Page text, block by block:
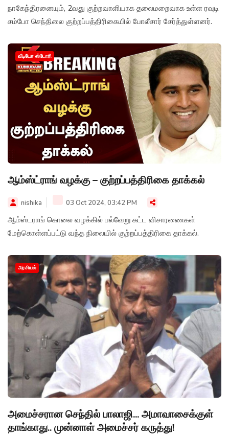
நாகேந்திரனையும், 2வது குற்றவாளியாக தலைமறைவாக உள்ள ரவுடி
சம்போ செந்திலை குற்றப்பத்திரிகையில் போலீசார் சேர்த்துள்ளனர்.
வீடியோ ஸ்டோரி
ஆம்ஸ்ட்ராங் வழக்கு – குற்றப்பத்திரிகை தாக்கல்
nishika 03 Oct 2024, 03:42 PM
ஆம்ஸ்டராங் கொலை வழக்கில் பல்வேறு கட்ட விசாரணைகள்
மேற்கொள்ளப்பட்டு வந்த நிலையில் குற்றப்பத்திரிகை தாக்கல்.
அரசியல்
அமைச்சரான செந்தில் பாலாஜி... அமாவாசைக்குள்
தாங்காது.. முன்னாள் அமைச்சர் கருத்து!